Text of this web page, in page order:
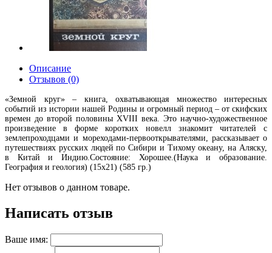
Описание
Отзывов (0)
«Земной круг» – книга, охватывающая множество интересных
событий из истории нашей Родины и огромный период – от скифских
времен до второй половины XVIII века. Это научно-художественное
произведение в форме коротких новелл знакомит читателей с
землепроходцами и мореходами-первооткрывателями, рассказывает о
путешествиях русских людей по Сибири и Тихому океану, на Аляску,
в Китай и Индию.Состояние: Хорошее.(Наука и образование.
География и геология) (15х21) (585 гр.)
Нет отзывов о данном товаре.
Написать отзыв
Ваше имя: